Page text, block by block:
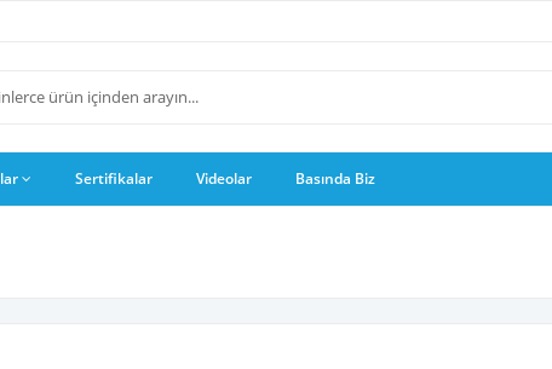
Sertifikalar Videolar Basında Biz